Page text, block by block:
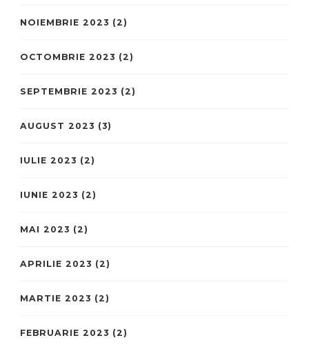
NOIEMBRIE 2023 (2)
OCTOMBRIE 2023 (2)
SEPTEMBRIE 2023 (2)
AUGUST 2023 (3)
IULIE 2023 (2)
IUNIE 2023 (2)
MAI 2023 (2)
APRILIE 2023 (2)
MARTIE 2023 (2)
FEBRUARIE 2023 (2)